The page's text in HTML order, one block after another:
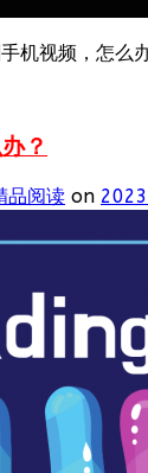
机视频，怎么
？
品阅读 on